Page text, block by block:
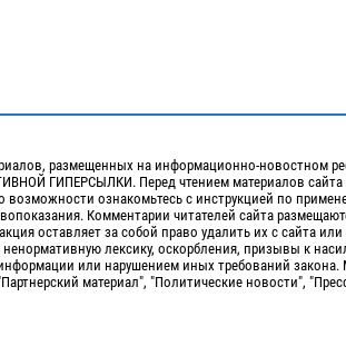
размещенных на информационно-новостном
ГИПЕРСЫЛКИ. Перед чтением материалов сайта
возможности ознакомьтесь с инструкцией по
Комментарии читателей сайта
оставляет за собой право удалить их с сайта
лексику, оскорбления, призывы к
или нарушением иных требований
материал", "Политические новости",